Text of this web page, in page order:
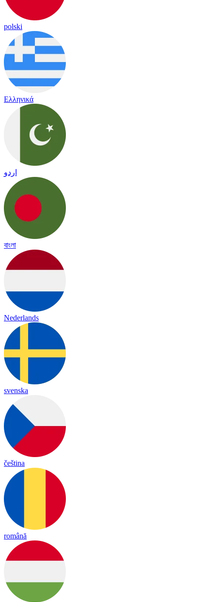
polski
Ελληνικά
اردو
বাংলা
Nederlands
svenska
čeština
română